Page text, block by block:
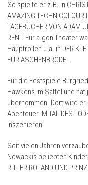
So spielte er z.B. in
AMAZING TECHNICOLOUR
TAGEBÜCHER VON ADAM
RENT. Für a.gon Theater
Hauptrollen u.a. in DER
FÜR ASCHENBRÖDEL.
Für die Festspiele
Hawkens im Sattel und
übernommen. Dort wird er
Abenteuer IM TAL DES
inszenieren.
Seit vielen Jahren
Nowackis beliebten
RITTER ROLAND UND